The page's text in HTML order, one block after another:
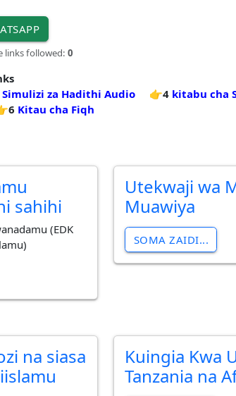
links followed: 0
Simulizi za Hadithi Audio 👉4 kitabu cha
Kitau cha Fiqh
sahihi
(EDK
Utekwaji wa
Muawiya
SOMA ZAIDI...
na siasa
Kuingia Kwa
Tanzania na